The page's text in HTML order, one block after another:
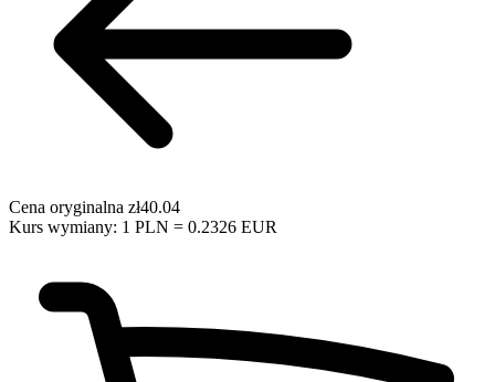
Cena oryginalna zł40.04
Kurs wymiany: 1 PLN = 0.2326 EUR